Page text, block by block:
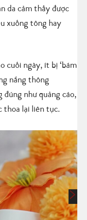
da cảm thấy được
xuống tông hay
cuối ngày, ít bị ‘bám
nắng thông
như quảng cáo,
thoa lại liên tục.